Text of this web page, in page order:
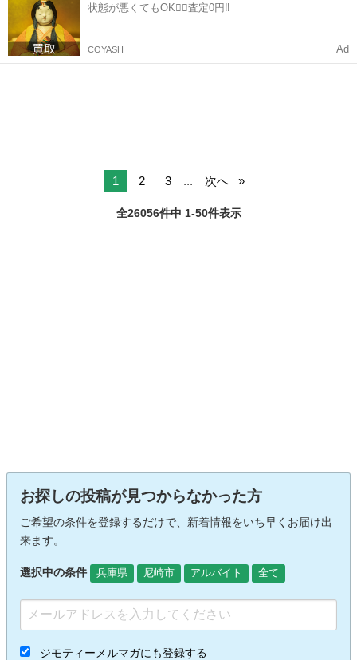
状態が悪くてもOK🙆‍♀️査定0円‼️
COYASH Ad
1 2 3 ... 次へ
全26056件中 1-50件表示
お探しの投稿が見つからなかった方
ご希望の条件を登録するだけで、新着情報をいち早くお届け出
来ます。
選択中の条件 兵庫県 尼崎市 アルバイト 全て
ジモティーメルマガにも登録する